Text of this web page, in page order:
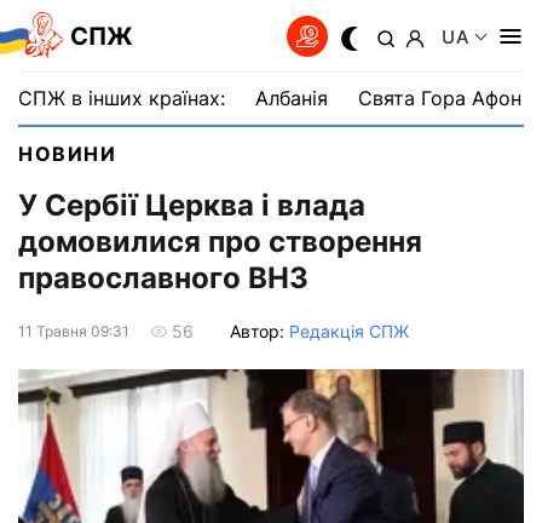
СПЖ UA
СПЖ в інших країнах: Албанія Свята Гора Афон
НОВИНИ
У Сербії Церква і влада
домовилися про створення
православного ВНЗ
11 Травня 09:31 56 Автор: Редакція СПЖ